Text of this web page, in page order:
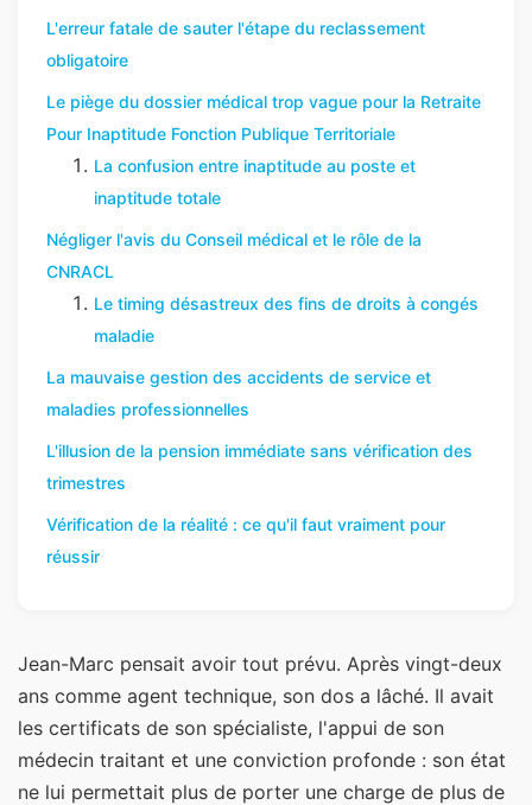
L'erreur fatale de sauter l'étape du reclassement
obligatoire
Le piège du dossier médical trop vague pour la Retraite
Pour Inaptitude Fonction Publique Territoriale
La confusion entre inaptitude au poste et
inaptitude totale
Négliger l'avis du Conseil médical et le rôle de la
CNRACL
Le timing désastreux des fins de droits à congés
maladie
La mauvaise gestion des accidents de service et
maladies professionnelles
L'illusion de la pension immédiate sans vérification des
trimestres
Vérification de la réalité : ce qu'il faut vraiment pour
réussir
Jean-Marc pensait avoir tout prévu. Après vingt-deux
ans comme agent technique, son dos a lâché. Il avait
les certificats de son spécialiste, l'appui de son
médecin traitant et une conviction profonde : son état
ne lui permettait plus de porter une charge de plus de